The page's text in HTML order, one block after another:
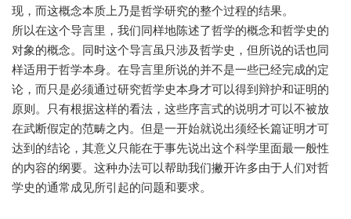
现，而这概念本质上乃是哲学研究的整个过程的结果。
所以在这个导言里，我们同样地陈述了哲学的概念和哲学史的
对象的概念。同时这个导言虽只涉及哲学史，但所说的话也同
样适用于哲学本身。在导言里所说的并不是一些已经完成的定
论，而只是必须通过研究哲学史本身才可以得到辩护和证明的
原则。只有根据这样的看法，这些序言式的说明才可以不被放
在武断假定的范畴之内。但是一开始就说出须经长篇证明才可
达到的结论，其意义只能在于事先说出这个科学里面最一般性
的内容的纲要。这种办法可以帮助我们撇开许多由于人们对哲
学史的通常成见所引起的问题和要求。